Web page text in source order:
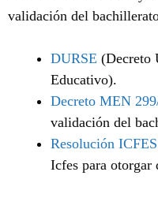
validación del
DURSE (Decreto
Educativo).
Decreto MEN
validación del
Resolución
Icfes para